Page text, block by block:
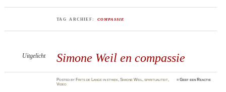
TAG ARCHIEF: COMPASSIE
Simone Weil en compassie
Uitgelicht
PostedbyFrits de Lange inethiek ,Simone Weil ,spiritualiteit
Video
≈Geef een Reactie